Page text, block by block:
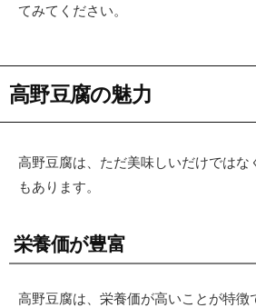
てみてください。
高野豆腐の魅力
高野豆腐は、ただ美味しいだけではな
もあります。
栄養価が豊富
高野豆腐は、栄養価が高いことが特徴